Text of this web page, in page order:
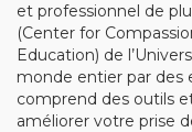
et professionnel de
(Center for
Education) de
monde entier par des
comprend des outils
améliorer votre prise